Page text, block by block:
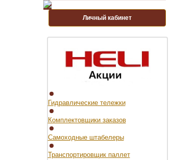
Личный кабинет
Гидравлические тележки
Комплектовщики заказов
Самоходные штабелеры
Транспортировщик паллет